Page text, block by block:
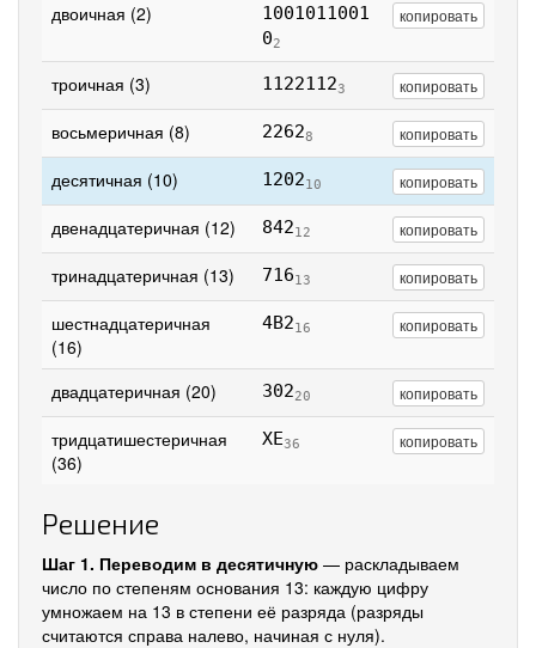
двоичная (2)
1001011001
02
копировать
троичная (3) 11221123 копировать
восьмеричная (8) 22628 копировать
десятичная (10) 120210 копировать
двенадцатеричная (12) 84212 копировать
тринадцатеричная (13) 71613 копировать
шестнадцатеричная
(16)
4B216 копировать
двадцатеричная (20) 30220 копировать
тридцатишестеричная
(36)
XE36 копировать
Решение
Шаг 1. Переводим в десятичную — раскладываем
число по степеням основания 13: каждую цифру
умножаем на 13 в степени её разряда (разряды
считаются справа налево, начиная с нуля).